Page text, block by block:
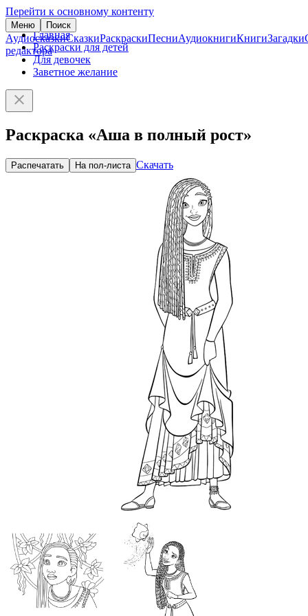
Перейти к основному контенту
Меню Поиск
АудиосказкиСказкиРаскраскиПесниАудиокнигиКнигиЗагадки
редактора
Главная
Раскраски для детей
Для девочек
Заветное желание
Раскраска «Аша в полный рост»
Распечатать На пол-листа Скачать